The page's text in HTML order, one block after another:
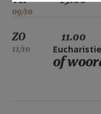
09/10
ZO
11/10
11.00
Eucharistie
of